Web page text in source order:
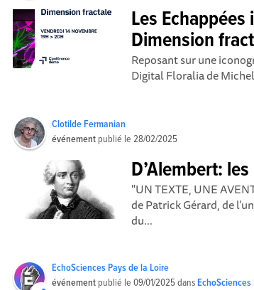
Les
Dimension
Reposant sur une
Digital Floralia de
Clotilde Fermanian
événement publié le28/02/2025
D’Alembert:
"UN TEXTE, UNE
de Patrick Gérard, de
du...
EchoSciences Pays de la Loire
événement publié le09/01/2025dansEchoSciences